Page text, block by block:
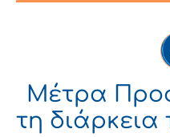
Μέτρα
τη διάρκεια